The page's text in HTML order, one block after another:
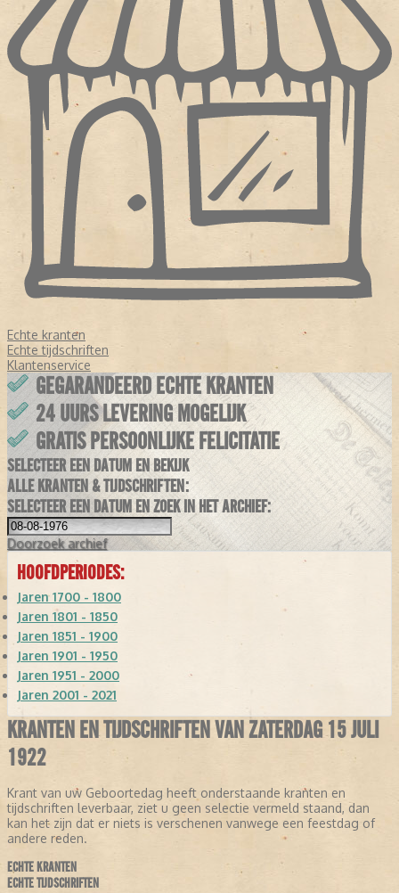
Echte kranten
Echte tijdschriften
Klantenservice
GEGARANDEERD ECHTE KRANTEN
24 UURS LEVERING MOGELIJK
GRATIS PERSOONLIJKE FELICITATIE
SELECTEER EEN DATUM EN BEKIJK
ALLE KRANTEN & TIJDSCHRIFTEN:
SELECTEER EEN DATUM EN ZOEK IN HET ARCHIEF:
Doorzoek archief
HOOFDPERIODES:
Jaren 1700 - 1800
Jaren 1801 - 1850
Jaren 1851 - 1900
Jaren 1901 - 1950
Jaren 1951 - 2000
Jaren 2001 - 2021
KRANTEN EN TIJDSCHRIFTEN VAN ZATERDAG 15 JULI
1922
Krant van uw Geboortedag heeft onderstaande kranten en
tijdschriften leverbaar, ziet u geen selectie vermeld staand, dan
kan het zijn dat er niets is verschenen vanwege een feestdag of
andere reden.
ECHTE KRANTEN
ECHTE TIJDSCHRIFTEN